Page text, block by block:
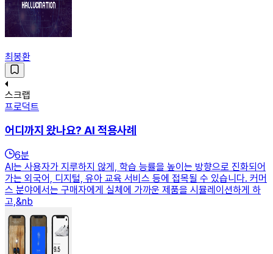
최봉환
스크랩
프로덕트
어디까지 왔나요? AI 적용사례
6분
AI는 사용자가 지루하지 않게, 학습 능률을 높이는 방향으로 진화되어
가는 외국어, 디지털, 유아 교육 서비스 등에 접목될 수 있습니다. 커머
스 분야에서는 구매자에게 실체에 가까운 제품을 시뮬레이션하게 하
고,&nb